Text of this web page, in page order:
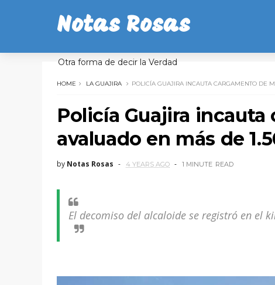
Notas Rosas
Otra forma de decir la Verdad
HOME LA GUAJIRA POLICÍA GUAJIRA INCAUTA CARGAMENTO DE
Policía Guajira
avaluado en más de
by Notas Rosas 4 YEARS AGO 1 MINUTE READ
El decomiso del alcaloide se registró en el